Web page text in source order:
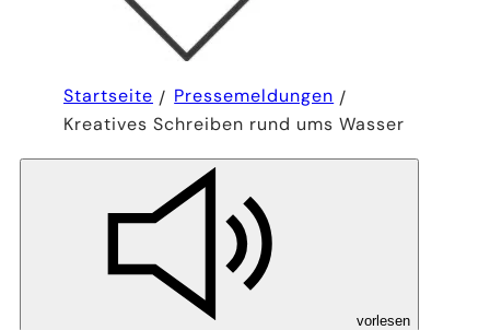
Startseite
Pressemeldungen
Kreatives Schreiben rund ums Wasser
vorlesen